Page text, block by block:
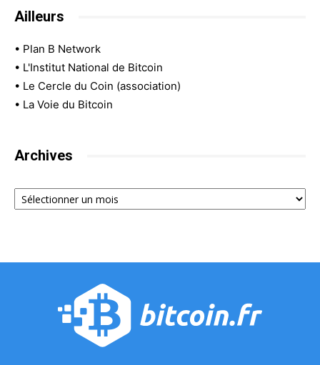
Ailleurs
• Plan B Network
• L'Institut National de Bitcoin
• Le Cercle du Coin (association)
• La Voie du Bitcoin
Archives
Archives